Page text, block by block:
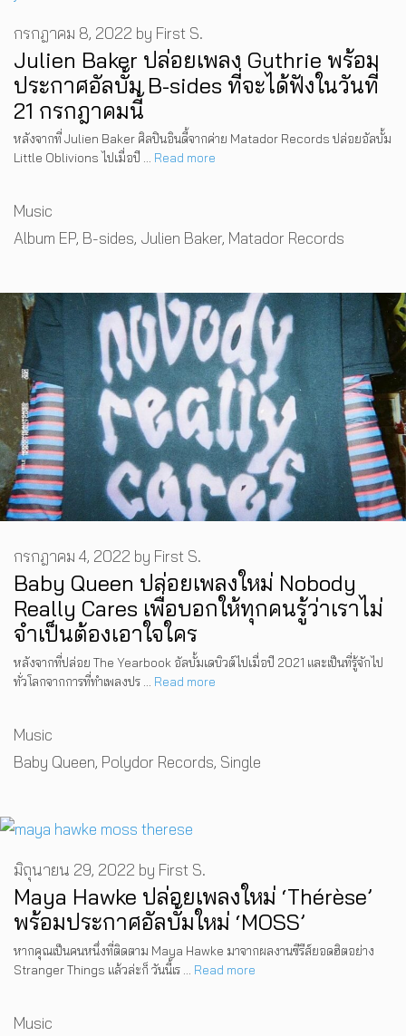
Julien Baker ปล่อยเพลง Guthrie พร้อม
ประกาศอัลบั้ม B-sides ที่จะได้ฟังในวันที่
21 กรกฎาคมนี้
กรกฎาคม 8, 2022 by First S.
หลังจากที่ Julien Baker ศิลปินอินดี้จากค่าย Matador Records ปล่อยอัลบั้ม
Little Oblivions ไปเมื่อปี … Read more
Categories
Music
Tags
Album EP, B-sides, Julien Baker, Matador Records
Baby Queen ปล่อยเพลงใหม่ Nobody
Really Cares เพื่อบอกให้ทุกคนรู้ว่าเราไม่
จำเป็นต้องเอาใจใคร
กรกฎาคม 4, 2022 by First S.
หลังจากที่ปล่อย The Yearbook อัลบั้มเดบิวต์ไปเมื่อปี 2021 และเป็นที่รู้จักไป
ทั่วโลกจากการที่ทำเพลงปร … Read more
Categories
Music
Tags
Baby Queen, Polydor Records, Single
Maya Hawke ปล่อยเพลงใหม่ ‘Thérèse’
พร้อมประกาศอัลบั้มใหม่ ‘MOSS’
มิถุนายน 29, 2022 by First S.
หากคุณเป็นคนหนึ่งที่ติดตาม Maya Hawke มาจากผลงานซีรีส์ยอดฮิตอย่าง
Stranger Things แล้วล่ะก็ วันนี้เร … Read more
Categories
Music